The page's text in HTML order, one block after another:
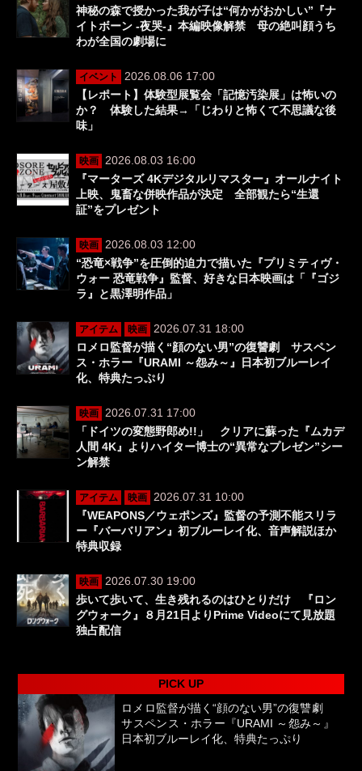
神秘の森で授かった我が子は“何かがおかしい”『ナ
イトボーン -夜哭-』本編映像解禁 母の絶叫顔うち
わが全国の劇場に
イベント
2026.08.06 17:00
【レポート】体験型展覧会「記憶汚染展」は怖いの
か？ 体験した結果→「じわりと怖くて不思議な後
味」
映画
2026.08.03 16:00
『マーターズ 4Kデジタルリマスター』オールナイト
上映、鬼畜な併映作品が決定 全部観たら“生還
証”をプレゼント
映画
2026.08.03 12:00
“恐竜×戦争”を圧倒的迫力で描いた『プリミティヴ・
ウォー 恐竜戦争』監督、好きな日本映画は「『ゴジ
ラ』と黒澤明作品」
アイテム 映画
2026.07.31 18:00
ロメロ監督が描く“顔のない男”の復讐劇 サスペン
ス・ホラー『URAMI ～怨み～』日本初ブルーレイ
化、特典たっぷり
映画
2026.07.31 17:00
「ドイツの変態野郎め!!」 クリアに蘇った『ムカデ
人間 4K』よりハイター博士の“異常なプレゼン”シー
ン解禁
アイテム 映画
2026.07.31 10:00
『WEAPONS／ウェポンズ』監督の予測不能スリラ
ー『バーバリアン』初ブルーレイ化、音声解説ほか
特典収録
映画
2026.07.30 19:00
歩いて歩いて、生き残れるのはひとりだけ 『ロン
グウォーク』８月21日よりPrime Videoにて見放題
独占配信
PICK UP
ロメロ監督が描く“顔のない男”の復讐劇
サスペンス・ホラー『URAMI ～怨み～』
日本初ブルーレイ化、特典たっぷり